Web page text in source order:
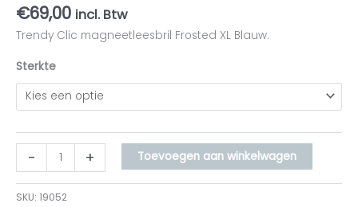
€69,00 incl. Btw
Trendy Clic magneetleesbril Frosted XL Blauw.
Sterkte
- + Toevoegen aan winkelwagen
SKU: 19052